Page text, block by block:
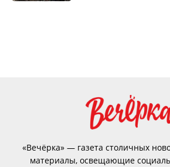
«Вечёрка» — газета столичных
материалы, освещающие